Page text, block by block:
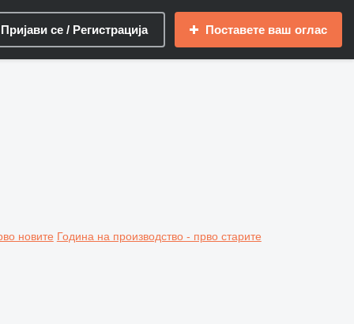
Пријави се / Регистрација Поставете ваш оглас
новите Година на производство - прво старите